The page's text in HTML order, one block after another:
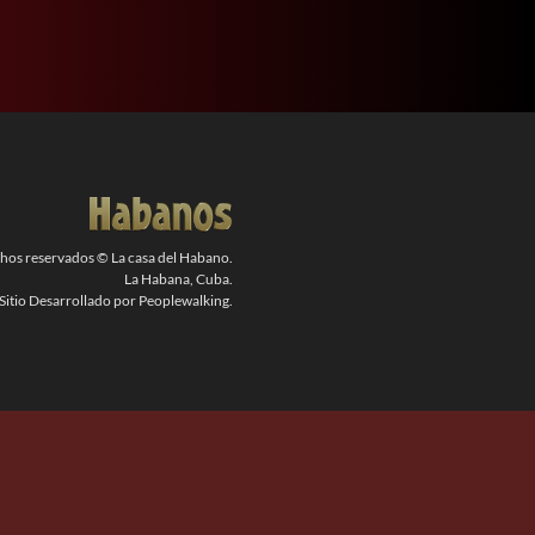
reservados © La casa del Habano.
La Habana, Cuba.
Sitio Desarrollado por Peoplewalking.